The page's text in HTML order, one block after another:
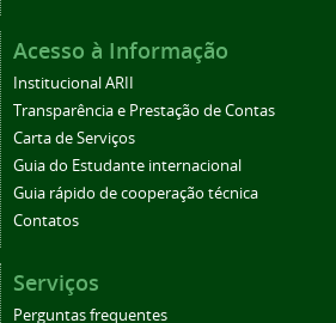
Acesso à Informação
Institucional ARII
Transparência e Prestação de Contas
Carta de Serviços
Guia do Estudante internacional
Guia rápido de cooperação técnica
Contatos
Serviços
Perguntas frequentes